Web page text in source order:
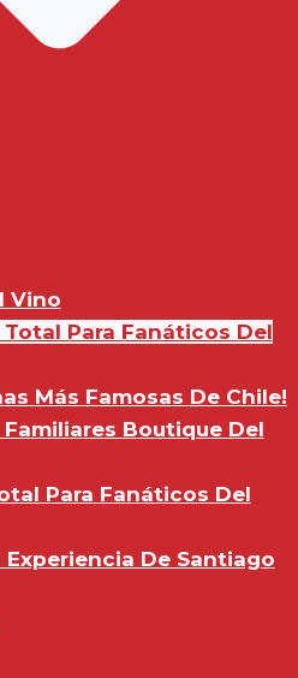
Vino
Para Fanáticos Del
Más Famosas De Chile!
Familiares Boutique Del
Para Fanáticos Del
Experiencia De Santiago